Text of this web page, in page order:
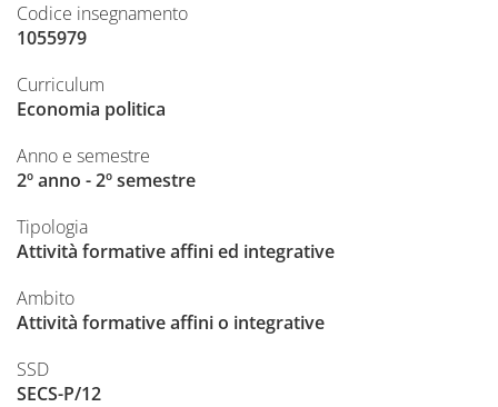
Codice insegnamento
1055979
Curriculum
Economia politica
Anno e semestre
2º anno - 2º semestre
Tipologia
Attività formative affini ed integrative
Ambito
Attività formative affini o integrative
SSD
SECS-P/12